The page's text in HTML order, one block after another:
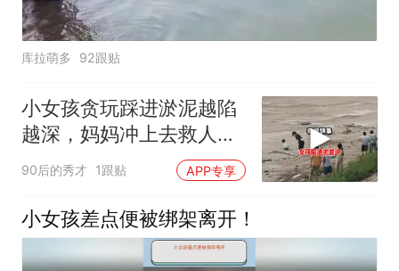
库拉萌多 92跟贴
小女孩贪玩踩进淤泥越陷
越深，妈妈冲上去救人，
刚抬脚自己也陷了进去
90后的秀才 1跟贴 APP专享
小女孩差点便被绑架离开！